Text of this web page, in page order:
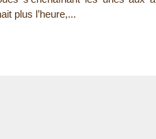
plus l’heure,...